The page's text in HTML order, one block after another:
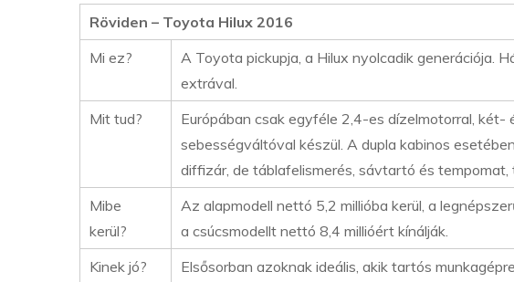
Röviden – Toyota Hilux 2016
Mi ez?
A Toyota pickupja, a Hilux nyolcadik generációja.
extrával.
Mit tud?
Európában csak egyféle 2,4-es dízelmotorral,
sebességváltóval készül. A dupla kabinos
diffizár, de táblafelismerés, sávtartó és tempomat,
Mibe
kerül?
Az alapmodell nettó 5,2 millióba kerül, a
a csúcsmodellt nettó 8,4 millióért kínálják.
Kinek jó?
Elsősorban azoknak ideális, akik tartós